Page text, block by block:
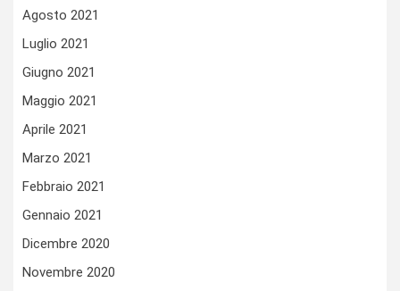
Agosto 2021
Luglio 2021
Giugno 2021
Maggio 2021
Aprile 2021
Marzo 2021
Febbraio 2021
Gennaio 2021
Dicembre 2020
Novembre 2020